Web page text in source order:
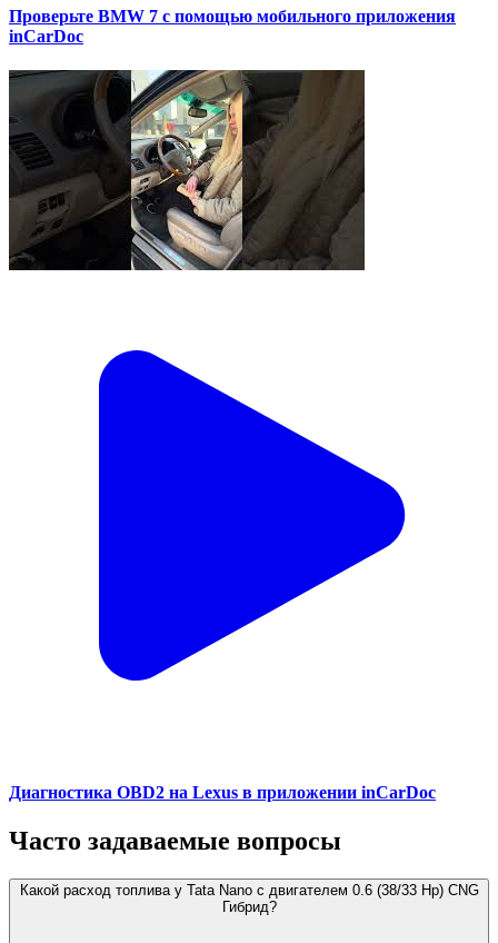
Проверьте BMW 7 с помощью мобильного приложения
inCarDoc
Диагностика OBD2 на Lexus в приложении inCarDoc
Часто задаваемые вопросы
Какой расход топлива у Tata Nano с двигателем 0.6 (38/33 Hp) CNG
Гибрид?